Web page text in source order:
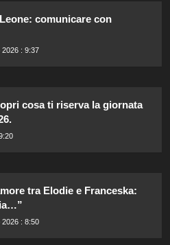
comunicare con
2026 : 9:37
cosa ti riserva la giornata
tra Elodie e Franceska:
2026 : 8:50